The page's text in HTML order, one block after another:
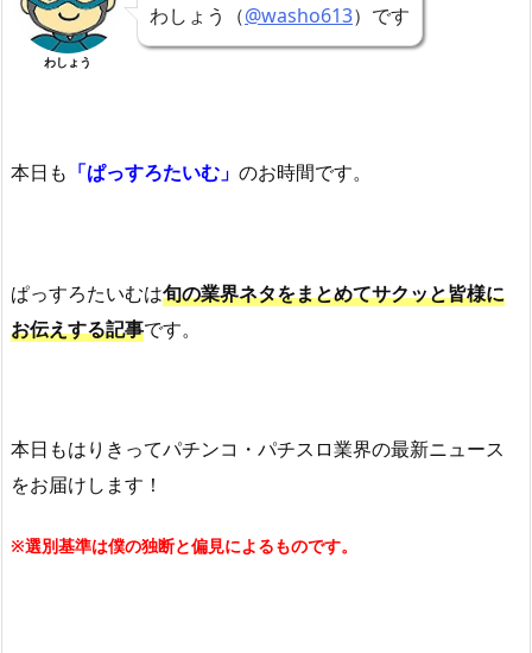
わしょう
わしょう（@washo613）です
本日も 「ぱっすろたいむ」 のお時間です。
ぱっすろたいむは旬の業界ネタをまとめてサクッと皆様に
お伝えする記事です。
本日もはりきってパチンコ・パチスロ業界の最新ニュース
をお届けします！
※選別基準は僕の独断と偏見によるものです。